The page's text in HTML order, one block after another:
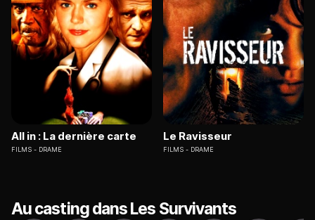
All in : La dernière carte
FILMS DRAME
Le Ravisseur
FILMS DRAME
Au casting dans Les Survivants